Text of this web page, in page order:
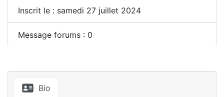
Inscrit le : samedi 27 juillet 2024
Message forums : 0
Bio